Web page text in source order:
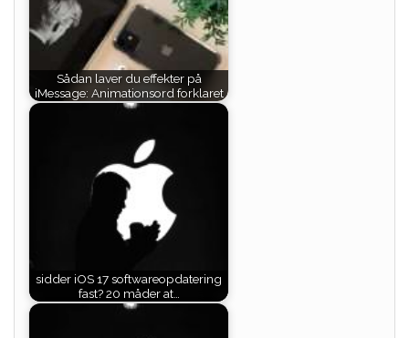
Sådan laver du effekter på
iMessage: Animationsord forklaret
sidder iOS 17 softwareopdatering
fast? 20 måder at…